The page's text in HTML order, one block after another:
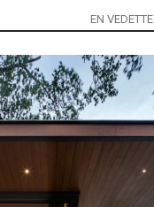
EN VEDETTE